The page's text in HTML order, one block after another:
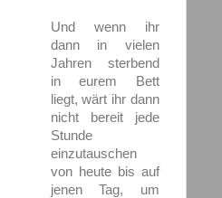
Und wenn ihr
dann in vielen
Jahren sterbend
in eurem Bett
liegt, wärt ihr dann
nicht bereit jede
Stunde
einzutauschen
von heute bis auf
jenen Tag, um